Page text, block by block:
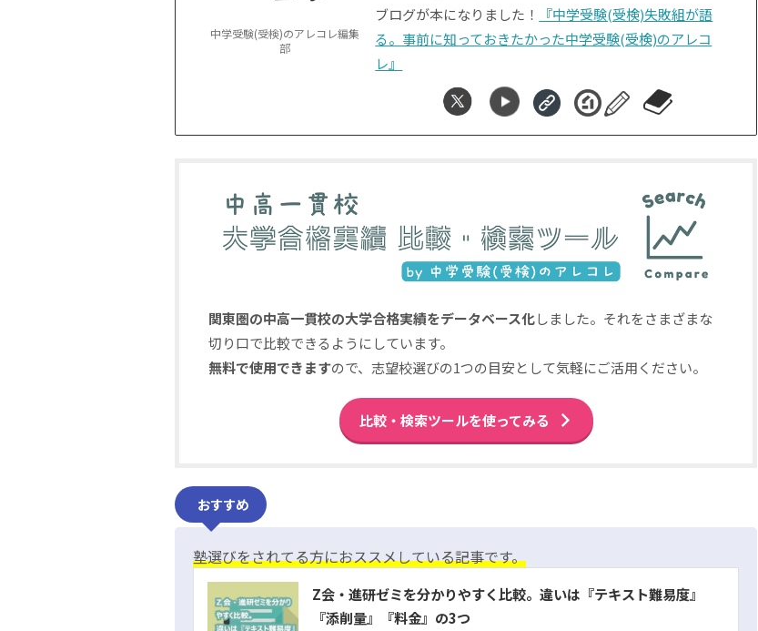
中学受験(受検)のアレコレ編集
部
ブログが本になりました！
『中学受験(受検)失敗組が語
る。事前に知っておきたかった中学受験(受検)のアレコ
レ』
関東圏の中高一貫校の大学合格実績をデータベース化しました。それをさまざまな
切り口で比較できるようにしています。
無料で使用できますので、志望校選びの1つの目安として気軽にご活用ください。
比較・検索ツールを使ってみる
おすすめ
塾選びをされてる方におススメしている記事です。
Z会・進研ゼミを分かりやすく比較。違いは『テキスト難易度』
『添削量』『料金』の3つ